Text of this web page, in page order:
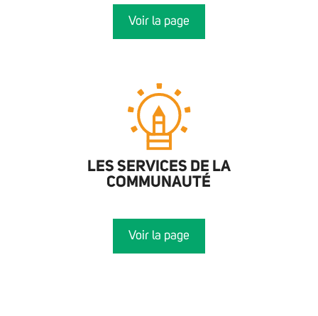
Voir la page
LES SERVICES DE LA
COMMUNAUTÉ
Voir la page